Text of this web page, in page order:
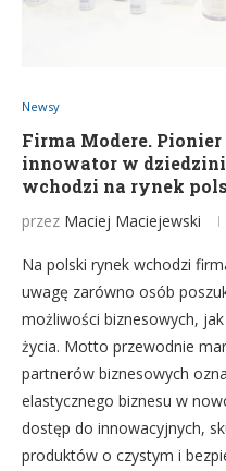
Newsy
Firma Modere.
innowator w
wchodzi na rynek
przez Maciej Maciejewski
Na polski rynek wchodzi
uwagę zarówno osób
możliwości biznesowych,
życia. Motto przewodnie
partnerów biznesowych
elastycznego biznesu w
dostęp do innowacyjnych,
produktów o czystym i